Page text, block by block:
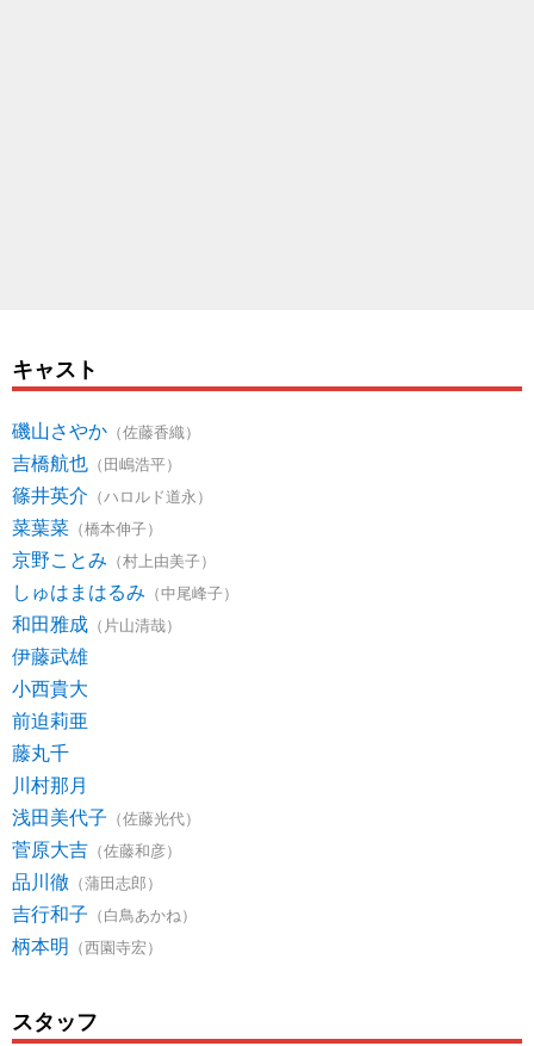
キャスト
磯山さやか （佐藤香織）
吉橋航也 （田嶋浩平）
篠井英介 （ハロルド道永）
菜葉菜 （橋本伸子）
京野ことみ （村上由美子）
しゅはまはるみ （中尾峰子）
和田雅成 （片山清哉）
伊藤武雄
小西貴大
前迫莉亜
藤丸千
川村那月
浅田美代子 （佐藤光代）
菅原大吉 （佐藤和彦）
品川徹 （蒲田志郎）
吉行和子 （白鳥あかね）
柄本明 （西園寺宏）
スタッフ